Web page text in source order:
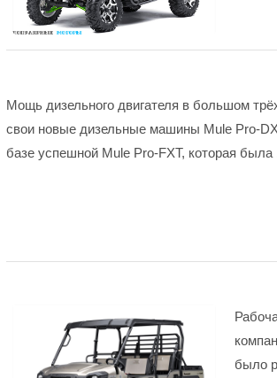
Мощь дизельного двигателя в большом
свои новые дизельные машины Mule Pro-
базе успешной Mule Pro-FXT, которая была
было